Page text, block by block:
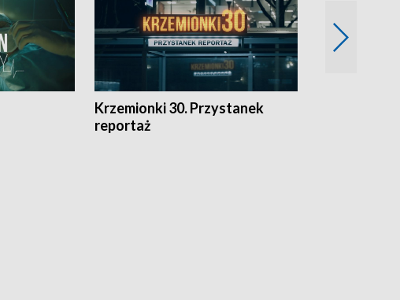
Krzemionki 30. Przystanek
reportaż